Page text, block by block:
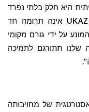
היא חלק בלתי נפרד
UKAZ אינה תרומה חד
על ידי גורם מקומי
שלנו תתורגם לתמיכה
".
של מחויבותה